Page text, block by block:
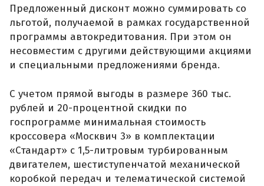
Предложенный дисконт можно суммировать со
льготой, получаемой в рамках государственной
программы автокредитования. При этом он
несовместим с другими действующими акциями
и специальными предложениями бренда.
С учетом прямой выгоды в размере 360 тыс.
рублей и 20-процентной скидки по
госпрограмме минимальная стоимость
кроссовера «Москвич 3» в комплектации
«Стандарт» с 1,5-литровым турбированным
двигателем, шестиступенчатой механической
коробкой передач и телематической системой